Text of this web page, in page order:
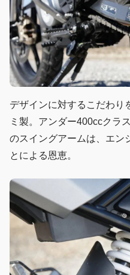
デザインに対するこだわり
ミ製。アンダー400ccクラ
のスイングアームは、エン
とによる恩恵。